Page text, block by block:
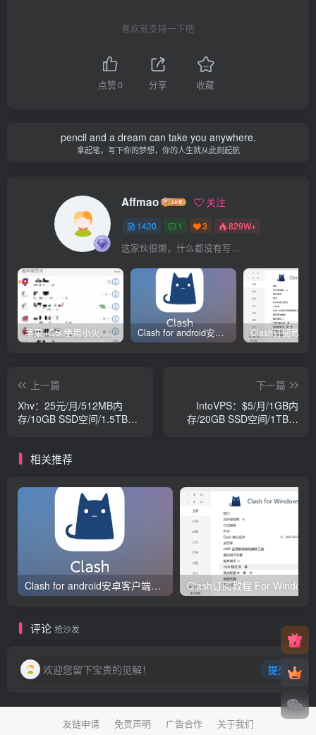
喜欢就支持一下吧
点赞0 分享 收藏
pencil and a dream can take you anywhere.
拿起笔，写下你的梦想，你的人生就从此刻起航
Affmao 关注
1420 1 3 829W+
这家伙很懒，什么都没有写...
苹果 iOS 使用小火箭(shadowrocket)新手教程 Clash for android安卓客户端保姆级新手使用教程
上一篇
Xhv：25元/月/512MB内
存/10GB SSD空间/1.5TB流
下一篇
IntoVPS：$5/月/1GB内
存/20GB SSD空间/1TB流
相关推荐
Clash for android安卓客户端保姆级新手使用教程
评论 抢沙发
欢迎您留下宝贵的见解！ 提交
友链申请 免责声明 广告合作 关于我们